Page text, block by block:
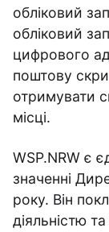
обліковий
обліковий
цифрового
поштову
отримувати
місці.
WSP.NRW є
значенні
року. Він
діяльністю